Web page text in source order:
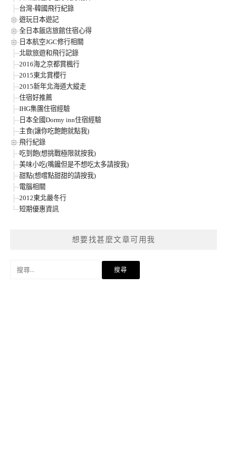
台灣-韓國飛行紀錄
遊玩日本遊記
全日本飯店旅館住宿心得
日本航空JGC修行相關
北歐旅遊和飛行記錄
2016海之京都賞楓行
2015東北賞櫻行
2015新年北海道大縱走
住宿好推薦
IHG集團住宿經驗
日本全國Dormy inn住宿經驗
主食(讓你吃飽飽就點我)
飛行紀錄
吃到飽(想挑戰極限就按我)
美味小吃(嘴饞但是不想吃太多請按我)
甜點(想嚐點甜甜的請按我)
電腦相關
2012東北嚴冬行
短期優惠資訊
想要找甚麼文章可用我